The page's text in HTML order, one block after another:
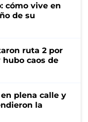
cómo vive en
de su
ruta 2 por
caos de
plena calle y
la